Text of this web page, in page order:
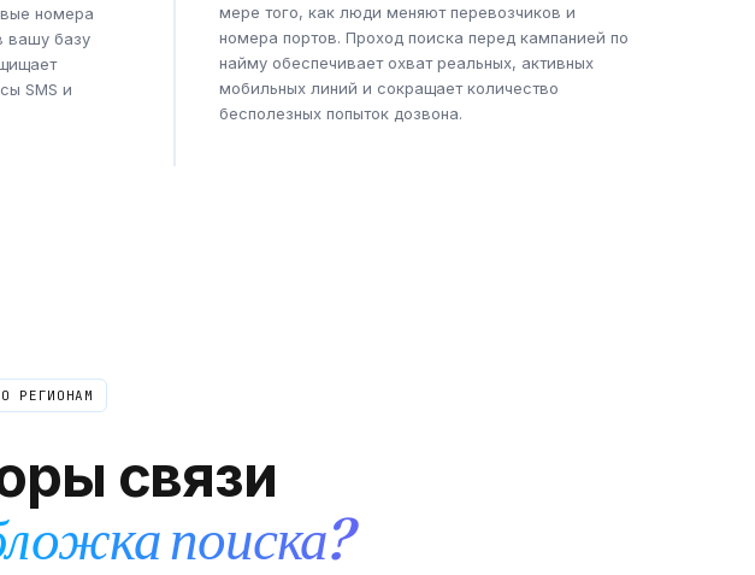
номера
вашу базу
SMS и
мере того, как люди меняют перевозчиков и
номера портов. Проход поиска перед кампанией по
найму обеспечивает охват реальных, активных
мобильных линий и сокращает количество
бесполезных попыток дозвона.
РЕГИОНАМ
связи
поиска?